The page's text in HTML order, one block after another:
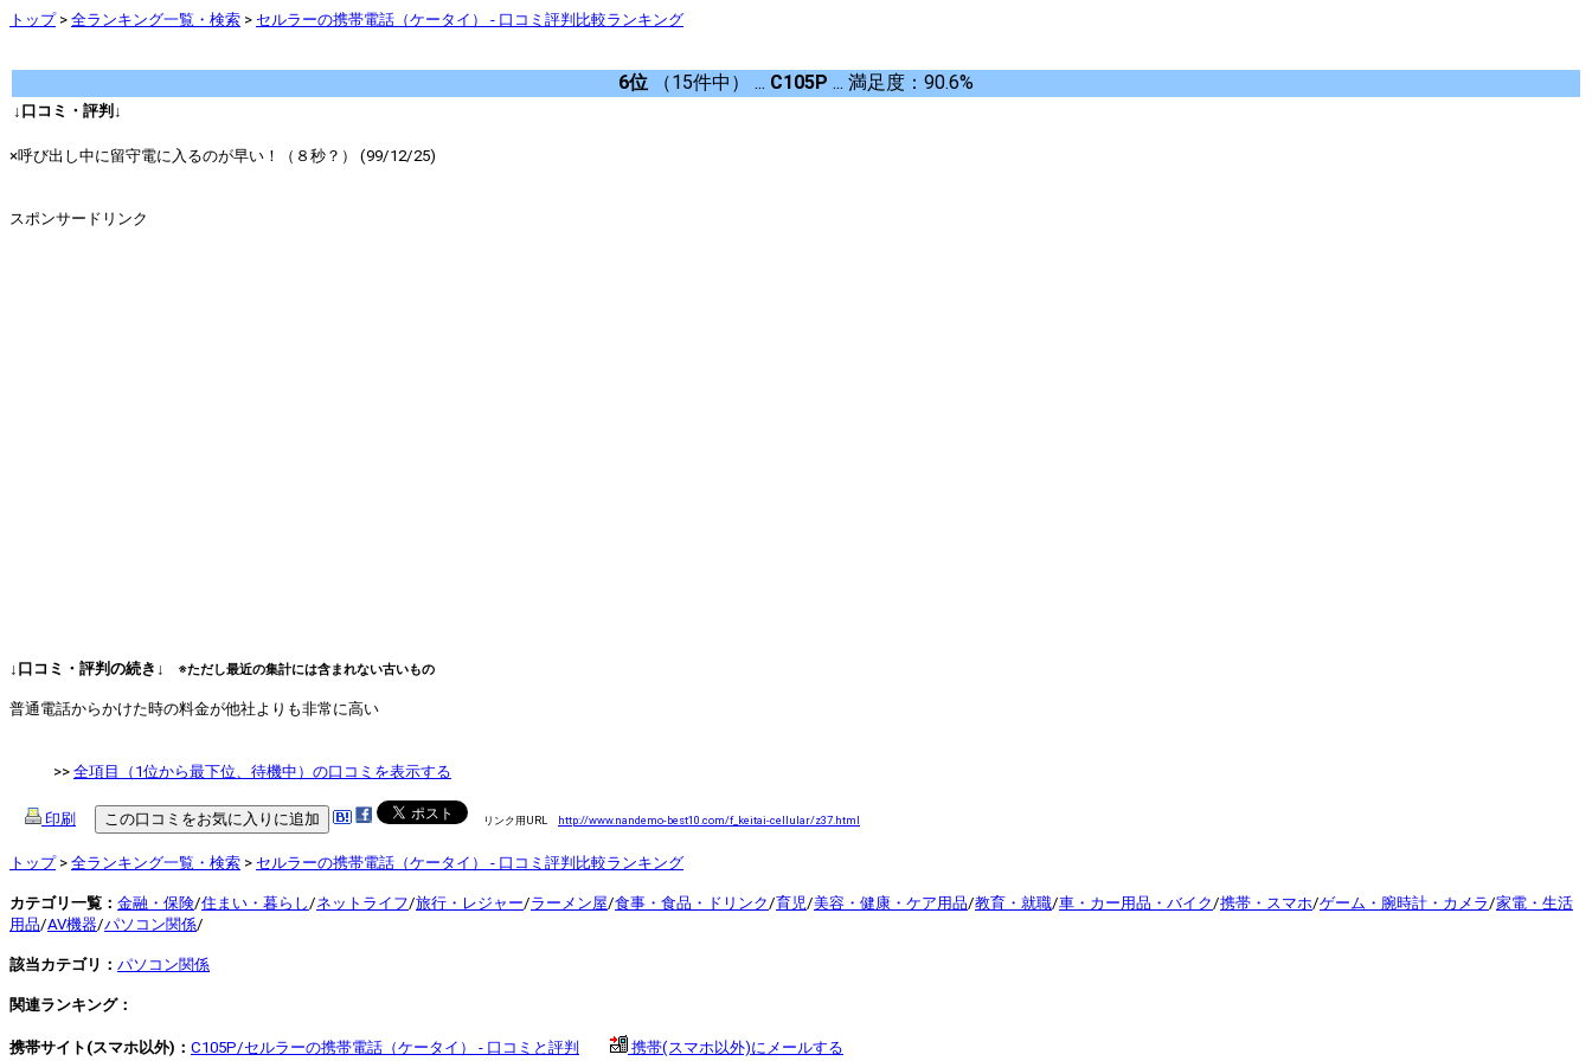
トップ> 全ランキング一覧・検索 > セルラーの携帯電話（ケータイ） - 口コミ評判比較ランキング
6位 （15件中） ... C105P ... 満足度：90.6%
↓口コミ・評判↓
×呼び出し中に留守電に入るのが早い！（８秒？） (99/12/25)
スポンサードリンク
↓口コミ・評判の続き↓ ※ただし最近の集計には含まれない古いもの
普通電話からかけた時の料金が他社よりも非常に高い
>> 全項目（1位から最下位、待機中）の口コミを表示する
印刷 リンク用URL http://www.nandemo-best10.com/f_keitai-cellular/z37.html
トップ> 全ランキング一覧・検索 > セルラーの携帯電話（ケータイ） - 口コミ評判比較ランキング
カテゴリ一覧： 金融・保険/住まい・暮らし/ネットライフ/旅行・レジャー/ラーメン屋/食事・食品・ドリンク/育児/美容・健康・ケア用品/教育・就職/車・カー用品・バイク/携帯・スマホ/ゲーム・腕時計・カメラ/家電・生活
用品/AV機器/パソコン関係/
該当カテゴリ： パソコン関係
関連ランキング：
携帯サイト(スマホ以外)： C105P/セルラーの携帯電話（ケータイ） - 口コミと評判 携帯(スマホ以外)にメールする